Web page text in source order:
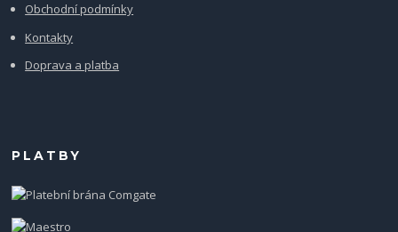
Obchodní podmínky
Kontakty
Doprava a platba
PLATBY